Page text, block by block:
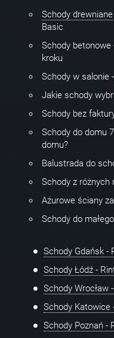
Schody drewniane
Basic
Schody betonowe
kroku
Schody w salonie
Jakie schody
Schody bez
Schody do domu
domu?
Balustrada do
Schody z różnych
Ażurowe ściany
Schody do
Schody Gdańsk -
Schody Łódź -
Schody Wrocław
Schody Katowice
Schody Poznań -